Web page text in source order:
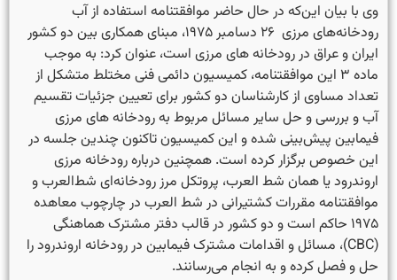
وی با بیان این‌که در حال حاضر موافقتنامه استفاده از آب
رودخانه‌های مرزی ۲۶ دسامبر ۱۹۷۵، مبنای همکاری بین دو کشور
ایران و عراق در رودخانه ‌های مرزی است، عنوان کرد: به موجب
ماده ۳ این موافقتنامه، کمیسیون دائمی فنی مختلط متشکل از
تعداد مساوی از کارشناسان دو کشور برای تعیین جزئیات تقسیم
آب و بررسی و حل سایر مسائل مربوط به رودخانه­ های مرزی
فیمابین پیش‌بینی شده و این کمیسیون تاکنون چندین جلسه در
این خصوص برگزار کرده است. همچنین درباره رودخانه مرزی
اروندرود یا همان شط العرب، پروتکل مرز رودخانه‌ای شط‌العرب و
موافقتنامه مقررات کشتیرانی در شط العرب در چارچوب معاهده
۱۹۷۵ حاکم است و دو کشور در قالب دفتر مشترک هماهنگی
(CBC)، مسائل و اقدامات مشترک فی­مابین در رودخانه اروندرود را
حل و فصل کرده و به انجام می‌رسانند.